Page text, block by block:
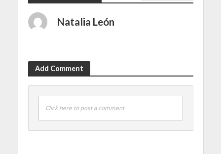
Natalia León
Add Comment
Click here to post a comment